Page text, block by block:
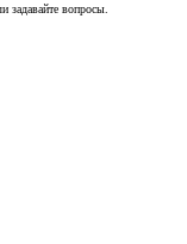
задавайте вопросы.